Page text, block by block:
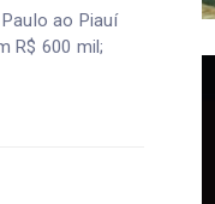
ao Piauí
R$ 600 mil;